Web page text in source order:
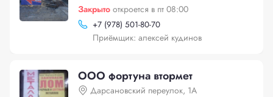
Закрыто откроется в пт 08:00
+7 (978) 501-80-70
Приёмщик: алексей кудинов
ООО фортуна втормет
Дарсановский переулок, 1А